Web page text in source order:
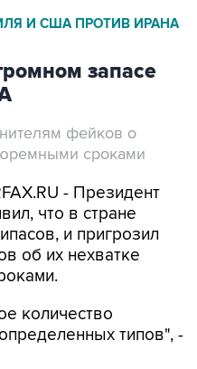
И США ПРОТИВ ИРАНА
запасе
фейков о
сроками
- Президент
что в стране
и пригрозил
об их нехватке
количество
типов", -